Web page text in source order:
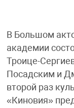
В Большом
академии
Троице-
Посадским и
второй раз
«Киновия»